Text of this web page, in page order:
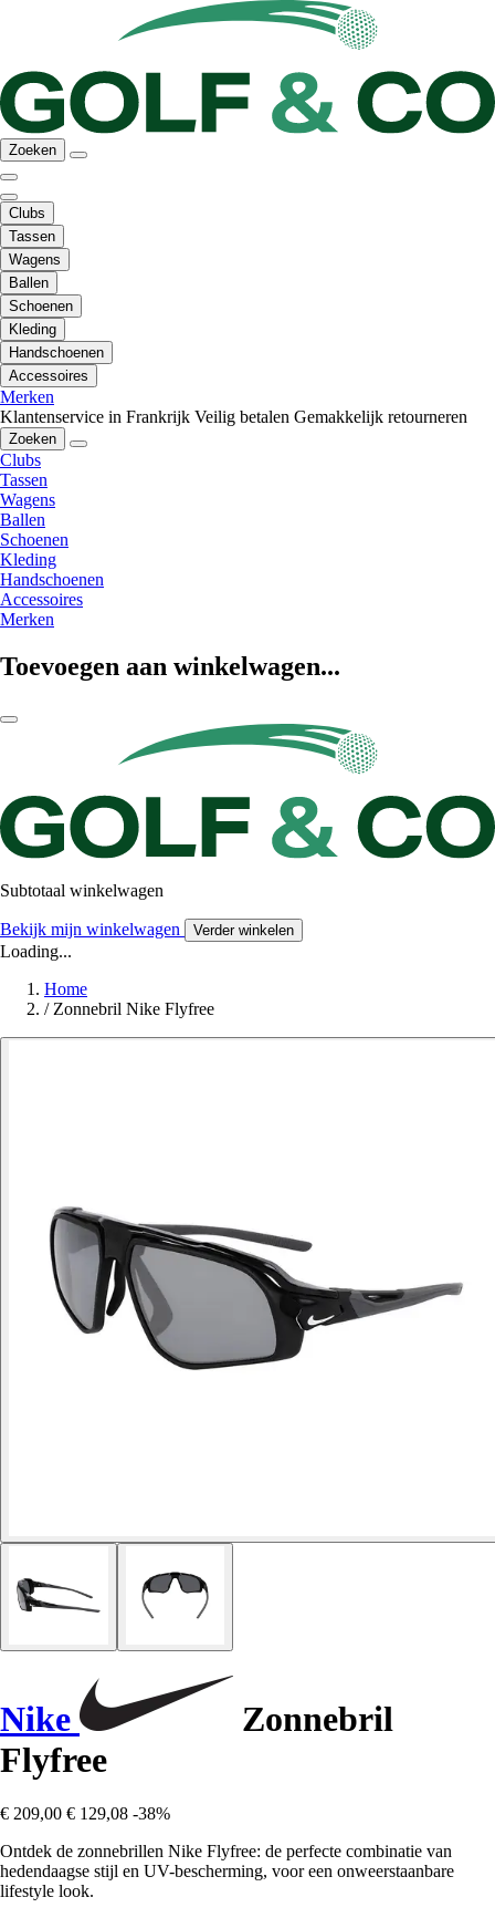
Zoeken
Clubs
Tassen
Wagens
Ballen
Schoenen
Kleding
Handschoenen
Accessoires
Merken
Klantenservice in Frankrijk Veilig betalen Gemakkelijk retourneren
Zoeken
Clubs
Tassen
Wagens
Ballen
Schoenen
Kleding
Handschoenen
Accessoires
Merken
Toevoegen aan winkelwagen...
Subtotaal winkelwagen
Bekijk mijn winkelwagen Verder winkelen
Loading...
Home
/ Zonnebril Nike Flyfree
Nike
Zonnebril
Flyfree
€ 209,00 € 129,08 -38%
Ontdek de zonnebrillen Nike Flyfree: de perfecte combinatie van
hedendaagse stijl en UV-bescherming, voor een onweerstaanbare
lifestyle look.